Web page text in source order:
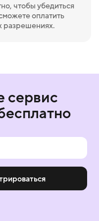
чтобы убедиться
оплатить
разрешениях.
сервис